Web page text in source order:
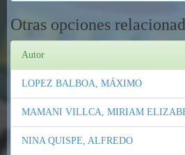
Otras opciones
Autor
LOPEZ BALBOA, MÁXIMO
MAMANI VILLCA, MIRIAM
NINA QUISPE, ALFREDO